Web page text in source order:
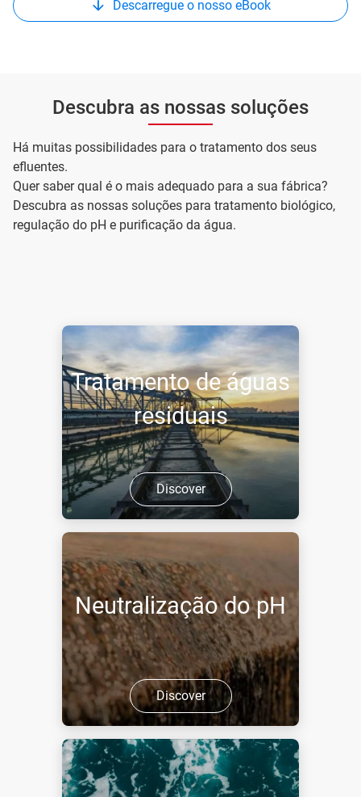
Descarregue o nosso eBook
Descubra as nossas soluções
Há muitas possibilidades para o tratamento dos seus
efluentes.
Quer saber qual é o mais adequado para a sua fábrica?
Descubra as nossas soluções para tratamento biológico,
regulação do pH e purificação da água.
Tratamento de águas
residuais
Discover
Neutralização do pH
Discover